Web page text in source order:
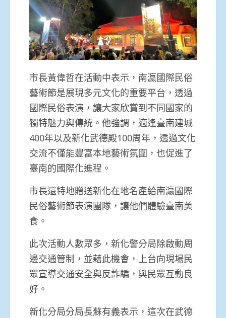
市長黃偉哲在活動中表示，南瀛國際民俗
藝術節是展現多元文化的重要平台，透過
國際民俗表演，讓大家欣賞到不同國家的
獨特魅力與傳統。他強調，適逢臺南建城
400年以及新化武德殿100周年，透過文化
交流不僅能豐富本地藝術氛圍，也促進了
臺南的國際化進程。
市長還特地贈送新化在地名產給南瀛國際
民俗藝術節表演團隊，讓他們體驗臺南美
食。
此次活動人數眾多，新化警分局除啟動周
邊交通管制，並藉此機會，上台向現場民
眾宣導交通安全與反詐騙，與民眾互動良
好。
新化分局分局長蘇有義表示，這次在武德